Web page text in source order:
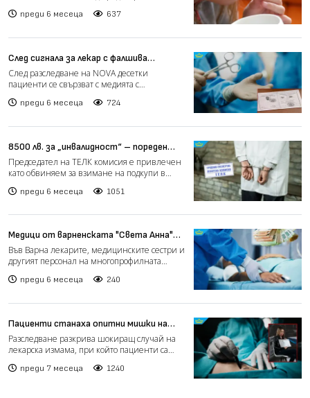
преди 6 месеца 637
След сигнала за лекар с фалшива
диплома: Прокуратурата му повдигна
обвинения (видео)
След разследване на NOVA десетки
пациенти се свързват с медията с
преди 6 месеца 724
8500 лв. за „инвалидност“ – пореден
корупционен скандал в ТЕЛК
Председател на ТЕЛК комисия е привлечен
като обвиняем за взимане на подкупи в
преди 6 месеца 1051
Медици от варненската "Света Анна"
излизат на протест за достойни
заплати
Във Варна лекарите, медицинските сестри и
другият персонал на многопрофилната
преди 6 месеца 240
Пациенти станаха опитни мишки на
мним лекар с фалшиво свидетелство за
специалност (видео)
Разследване разкрива шокиращ случай на
лекарска измама, при който пациенти са
преди 7 месеца 1240